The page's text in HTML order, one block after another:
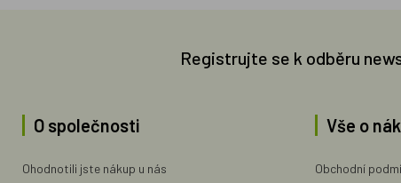
Registrujte se k odběru
O společnosti
Ohodnotili jste nákup u nás
Vše o
Obchodní